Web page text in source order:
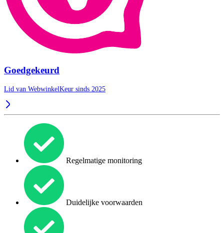
Goedgekeurd
Lid van WebwinkelKeur sinds 2025
Regelmatige monitoring
Duidelijke voorwaarden